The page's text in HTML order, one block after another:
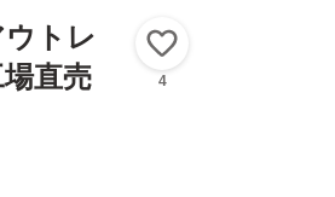
トレ
直売
4